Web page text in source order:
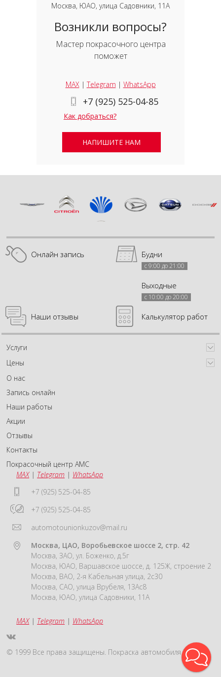
Москва, ЮАО, улица Садовники, 11А
Возникли вопросы?
Мастер покрасочного центра
поможет
MAX|Telegram | WhatsApp
+7 (925) 525-04-85
Как добраться?
НАПИШИТЕ НАМ
Онлайн запись Будни
с 9:00 до 21:00
Выходные
с 10:00 до 20:00
Наши отзывы Калькулятор работ
Услуги
Цены
О нас
Запись онлайн
Наши работы
Акции
Отзывы
Контакты
Покрасочный центр АМС
MAX| Telegram | WhatsApp
+7 (925) 525-04-85
+7 (925) 525-04-85
automotounionkuzov@mail.ru
Москва, ЦАО, Воробьевское шоссе 2, стр. 42
Москва, ЗАО, ул. Боженко, д.5г
Москва, ЮАО, Варшавское шоссе, д. 125Ж, строение 2
Москва, ВАО, 2-я Кабельная улица, 2с30
Москва, САО, улица Врубеля, 13Ас8
Москва, ЮАО, улица Садовники, 11А
MAX| Telegram | WhatsApp
© 1999 Все права защищены. Покраска автомобиля Москва.